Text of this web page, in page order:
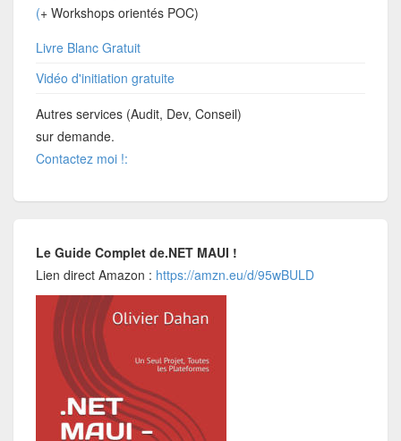
(+ Workshops orientés POC)
Livre Blanc Gratuit
Vidéo d'initiation gratuite
Autres services (Audit, Dev, Conseil)
sur demande.
Contactez moi !:
Le Guide Complet de.NET MAUI !
Lien direct Amazon : https://amzn.eu/d/95wBULD